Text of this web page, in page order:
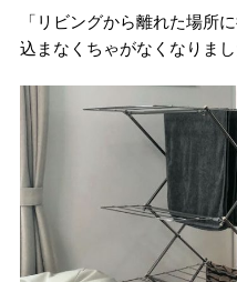
「リビングから離れた場所
込まなくちゃがなくなりまし